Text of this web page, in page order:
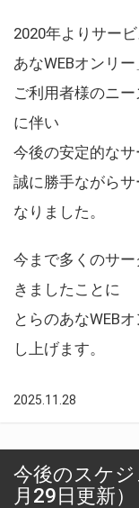
2020年よりサー
あなWEBオンリ
ご利用者様のニ
に伴い
今後の安定的な
誠に勝手ながら
なりました。
今まで多くのサ
きましたことに
とらのあなWEB
し上げます。
2025.11.28
今後のスケ
月29日更新）